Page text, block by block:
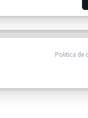
Politica de